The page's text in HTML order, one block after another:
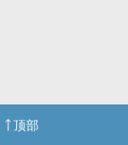
顶部